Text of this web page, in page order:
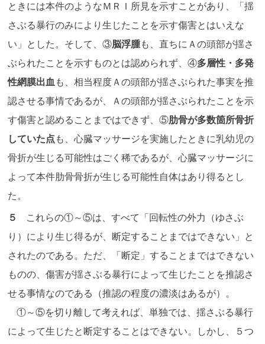
ときには本件のようなＭＲＩ所見を示すことがあり、「揺
さぶる暴行のみにより生じたことを示す傷害とはいえな
い」とした。そして、③脳浮腫も、直ちにＡの頭部が揺さ
ぶられたことを示すものとは認められず、④多層性・多発
性網膜出血も、相当程度Ａの頭部が揺さぶられた事実を推
認させる事情であるが、Ａの頭部が揺さぶられたことを示
す傷害と認めることまではできず、⑤肋骨が多数箇所骨折
していた点 も、心臓マッサージを実施したときに乳幼児の
骨折が生じる可能性はごく稀であるが、心臓マッサージに
よって本件肋骨骨折が生じる可能性自体はあり得るとし
た。
５
これらの①～⑤は、すべて「回転性の外力（ゆさぶ
り）により生じ得るが、断定することまではできない」と
されたのである。ただ、「断定」することまではできない
ものの、傷害が揺さぶる暴行によって生じたことを推認さ
せる事情なのである（推認の程度の濃淡はあるが）。
①～⑤を切り離して考えれば、単独では、揺さぶる暴行
によって生じたと断定することはできない。しかし、５つ